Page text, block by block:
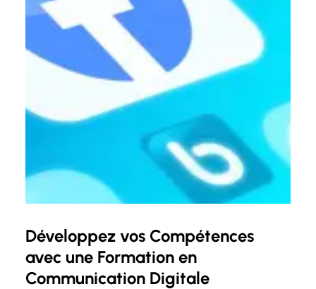
Développez vos Compétences
avec une Formation en
Communication Digitale